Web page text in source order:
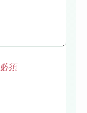
必須